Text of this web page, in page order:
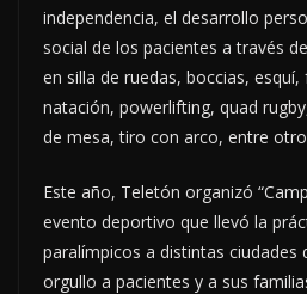
independencia, el desarrollo
social de los pacientes a través
en silla de ruedas, boccias,
natación, powerlifting, quad
de mesa, tiro con arco, entre
Este año, Teletón organizó
evento deportivo que llevó la
paralímpicos a distintas ciudades
orgullo a pacientes y a sus